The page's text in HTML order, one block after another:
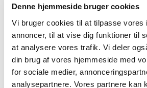
Denne hjemmeside bruger cookies
Vi bruger cookies til at tilpasse vores
annoncer, til at vise dig funktioner til
at analysere vores trafik. Vi deler
din brug af vores hjemmeside med
for sociale medier,
analysepartnere. Vores partnere kan
Mia Thorne Hald får bevilling til at drive
Bevilling til at drive Apoteket
|16. marts 2026|
Lægemiddelstyrelsen har den 6. marts
Mia Thorne Hald får bevilling til at drive